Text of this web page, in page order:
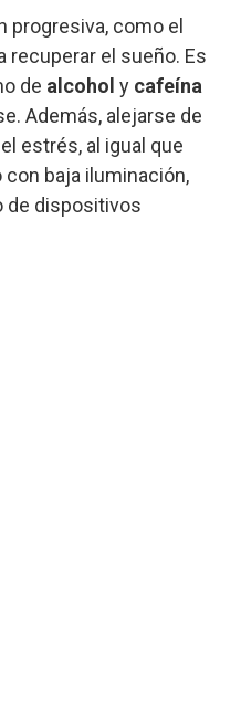
progresiva, como el
recuperar el sueño. Es
de alcohol y cafeína
Además, alejarse de
estrés, al igual que
baja iluminación,
de dispositivos